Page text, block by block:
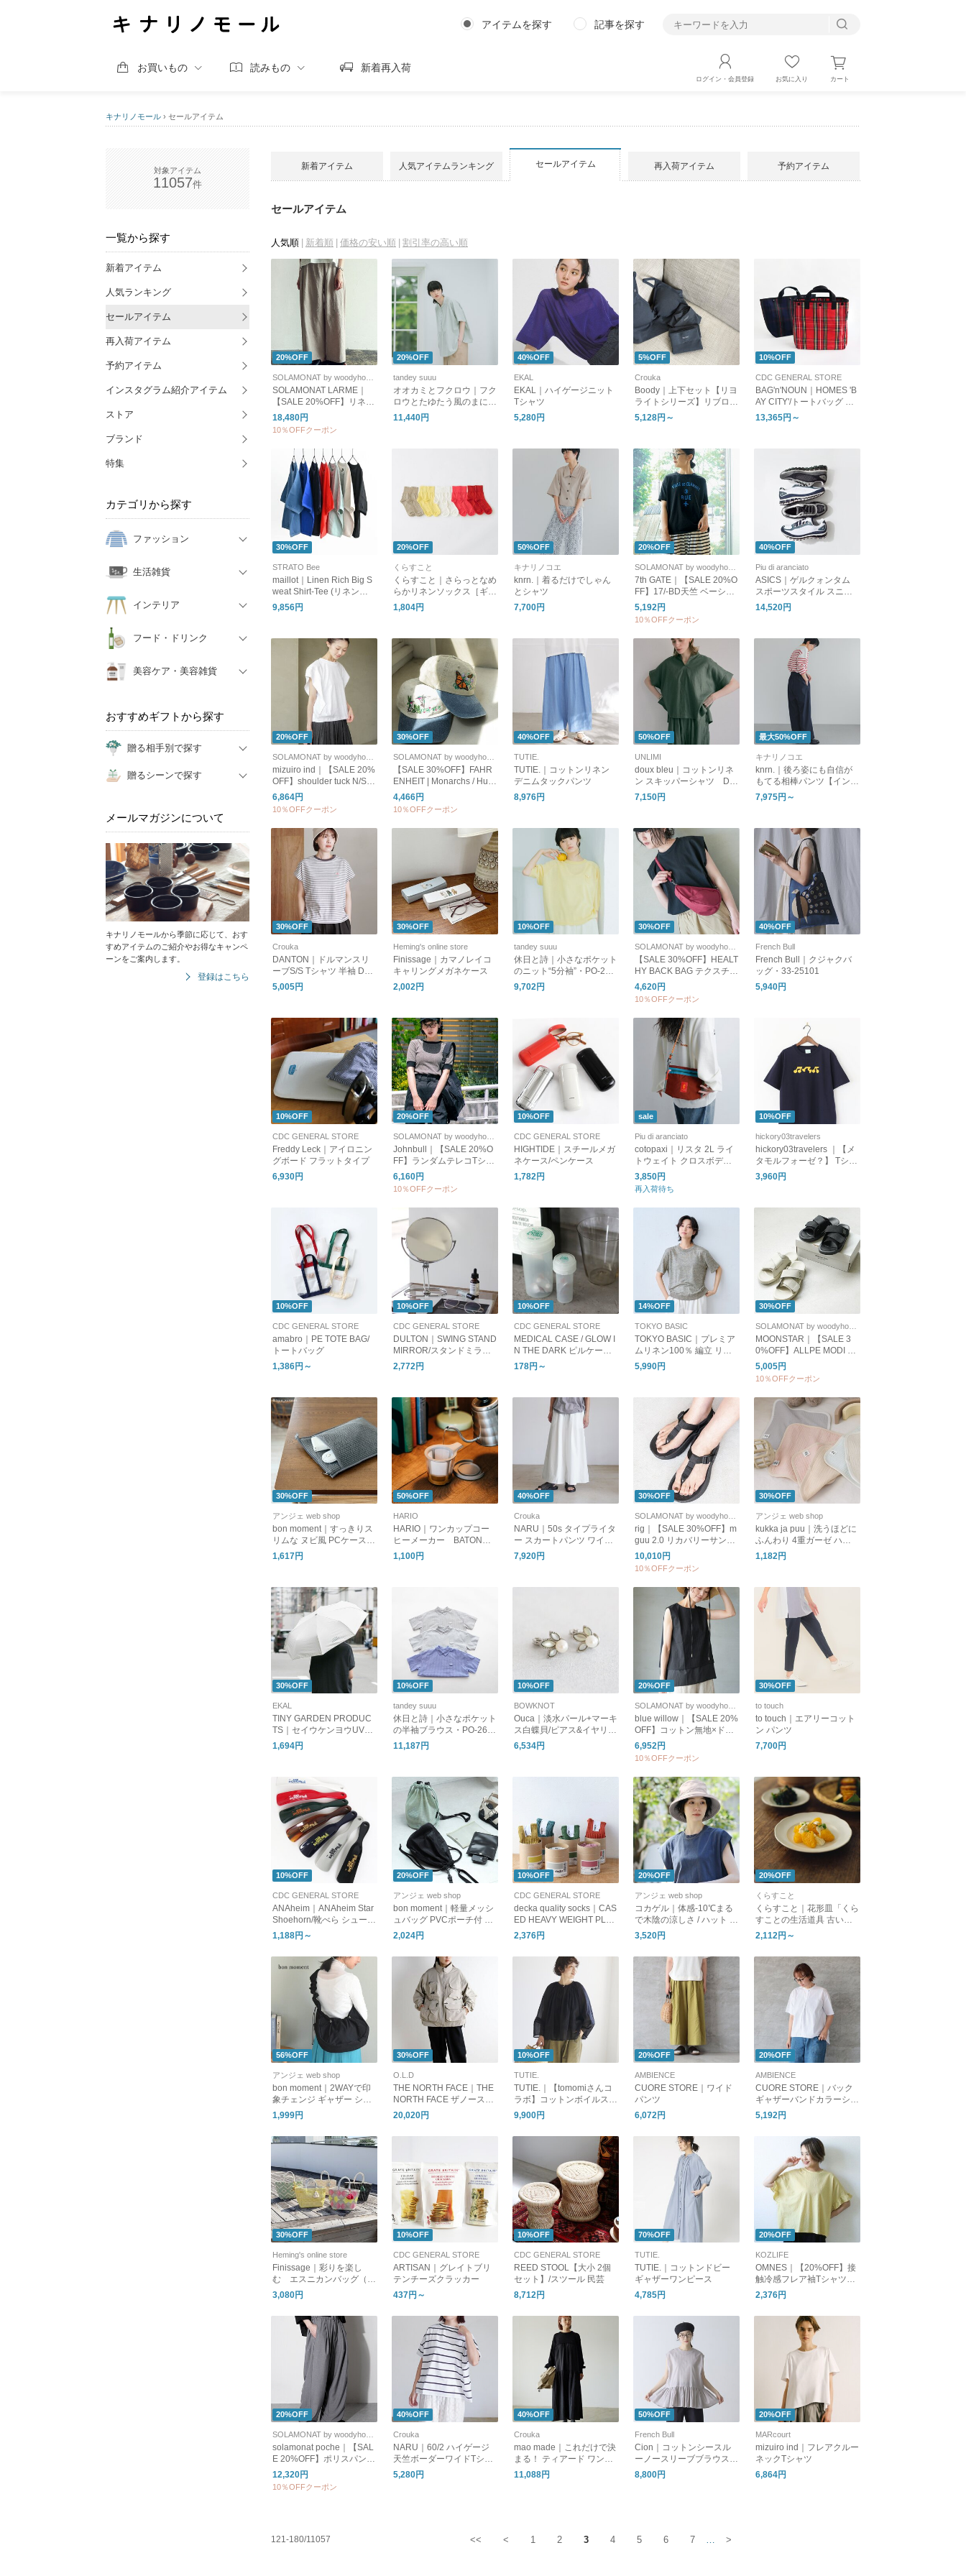
アイテムを探す 記事を探す
お買いもの 読みもの 新着再入荷
ログイン・会員登録 お気に入り カート
キナリノモール › セールアイテム
11057
一覧から探す
新着アイテム
人気ランキング
セールアイテム
再入荷アイテム
予約アイテム
インスタグラム紹介アイテム
ストア
ブランド
特集
カテゴリから探す
ファッション
生活雑貨
インテリア
フード・ドリンク
美容ケア・美容雑貨
おすすめギフトから探す
贈る相手別で探す
贈るシーンで探す
メールマガジンについて
キナリノモールから季節に応じて、おす
すめアイテムのご紹介やお得なキャンペ
ーンをご案内します。
登録はこちら
新着アイテム 人気アイテムランキング セールアイテム 再入荷アイテム 予約アイテム
セールアイテム
人気順 新着順 価格の安い順 割引率の高い順
20%OFF
SOLAMONAT LARME｜
【SALE 20%OFF】リネン
スラックス パンツ ボトム
ス ワイドパンツ タックパ
ンツ smlm-lnpt
18,480円
10％OFFクーポン
20%OFF
tandey suuu
オオカミとフクロウ｜フク
ロウとたゆたう風のまにま
に“ブラウス”・PO-26075
11,440円
40%OFF
EKAL
EKAL｜ハイゲージニット
Tシャツ
5,280円
5%OFF
Crouka
Boody｜上下セット【リヨ
ライトシリーズ】リブロー
バックブラ×フルボーイレ
ッグorリブハイレッグ セ
ジャー ショーツ パンツ 下
着 オーガニックバンブー
ブーディ
5,128円～
10%OFF
CDC GENERAL STORE
BAG'n'NOUN｜HOMES 'B
AY CITY'/トートバッグ チ
ェック
13,365円～
30%OFF
STRATO Bee
maillot｜Linen Rich Big S
weat Shirt-Tee (リネンリ
ッチビッグスウェットシャ
ツTee) MAS-24117
9,856円
20%OFF
くらすこと
くらすこと｜さらっとなめ
らかリネンソックス［ギフ
ト/贈り物］
1,804円
50%OFF
キナリノコエ
knrn.｜着るだけでしゃん
とシャツ
7,700円
20%OFF
7th GATE｜【SALE 20%O
FF】17/-BD天竺 ベーシッ
クプリントTee＜VILLE D
E CLAMART＞ Tシャツ 半
袖 プリントT ロゴT g-271
054
5,192円
10％OFFクーポン
40%OFF
Piu di aranciato
ASICS｜ゲルクォンタム
スポーツスタイル スニー
カー GEL-QUANTUM 360
I AMP gel-q-360iamp
14,520円
20%OFF
mizuiro ind｜【SALE 20%
OFF】shoulder tuck N/S
P/O ショルダータックノー
スリーブプルオーバー レ
ディース トップス カット
ソー 2-210147
6,864円
10％OFFクーポン
30%OFF
【SALE 30%OFF】FAHR
ENHEIT | Monarchs / Hum
mingbirds Embroidery Ca
p キャップ 帽子
4,466円
10％OFFクーポン
40%OFF
TUTIE.
TUTIE.｜コットンリネン
デニムタックパンツ
8,976円
50%OFF
UNLIMI
doux bleu｜コットンリネ
ン スキッパーシャツ DB-
2623-081
7,150円
最大50%OFF
キナリノコエ
knrn.｜後ろ姿にも自信が
もてる相棒パンツ【インス
タライブ紹介】
7,975円～
30%OFF
Crouka
DANTON｜ドルマンスリ
ーブS/S Tシャツ 半袖 DOL
MAN SLEEVE S/S T-SHIR
T DT-C0403 CJJ ダントン
5,005円
30%OFF
Heming's online store
Finissage｜カマノレイコ
キャリングメガネケース
2,002円
10%OFF
tandey suuu
休日と詩｜小さなポケット
のニット“5分袖”・PO-260
49
9,702円
30%OFF
【SALE 30%OFF】HEALT
HY BACK BAG テクスチャ
ードナイロン ラージバッ
グレット 6100lg
4,620円
10％OFFクーポン
40%OFF
French Bull
French Bull｜クジャクバ
ッグ・33-25101
5,940円
10%OFF
CDC GENERAL STORE
Freddy Leck｜アイロニン
グボード フラットタイプ
6,930円
20%OFF
Johnbull｜【SALE 20%O
FF】ランダムテレコTシャ
ツ 半袖 トップス カットソ
ー レディース ボーダー jl2
6,160円
10％OFFクーポン
10%OFF
CDC GENERAL STORE
HIGHTIDE｜スチールメガ
ネケース/ペンケース
1,782円
sale
Piu di aranciato
cotopaxi｜リスタ 2L ライ
トウェイト クロスボディ
バッグ Lista Lightweight C
rossbody Bag Del Dia lista
-2l-same1
3,850円
再入荷待ち
10%OFF
hickory03travelers
hickory03travelers ｜【メ
タモルフォーゼ？】 Tシャ
ツ
3,960円
10%OFF
CDC GENERAL STORE
amabro｜PE TOTE BAG/
トートバッグ
1,386円～
10%OFF
CDC GENERAL STORE
DULTON｜SWING STAND
MIRROR/スタンドミラー/
卓上鏡
2,772円
10%OFF
CDC GENERAL STORE
MEDICAL CASE / GLOW I
N THE DARK ピルケース
蓄光
178円～
14%OFF
TOKYO BASIC
TOKYO BASIC｜プレミア
ムリネン100％ 編立 リブ
使い プルオーバー｜半袖
トップス リネンシャツ
5,990円
30%OFF
MOONSTAR｜【SALE 3
0%OFF】ALLPE MODI オ
ルパモディ サンダル et03
3
5,005円
10％OFFクーポン
30%OFF
アンジェ web shop
bon moment｜すっきりス
リムな ヌビ風 PCケース
パソコンケース
1,617円
50%OFF
HARIO
HARIO｜ワンカップコー
ヒーメーカー BATON
［母の日/ギフト］
1,100円
40%OFF
Crouka
NARU｜50s タイプライタ
ー スカートパンツ ワイド
パンツ イージーパンツ 66
1905 ナル
7,920円
30%OFF
rig｜【SALE 30%OFF】m
guu 2.0 リカバリーサンダ
ル 靴 くつ シューズ トング
サンダル rg0024
10,010円
10％OFFクーポン
30%OFF
アンジェ web shop
kukka ja puu｜洗うほどに
ふんわり 4重ガーゼ ハン
カチ3枚セット
1,182円
30%OFF
EKAL
TINY GARDEN PRODUC
TS｜セイウケンヨウUVカ
ットアンブレラ
1,694円
10%OFF
tandey suuu
休日と詩｜小さなポケット
の半袖ブラウス・PO-260
32
11,187円
10%OFF
BOWKNOT
Ouca｜淡水パール+マーキ
ス白蝶貝/ピアス&イヤリン
グ【ネコポス対応】
6,534円
20%OFF
blue willow｜【SALE 20%
OFF】コットン無地×ドビ
ー二重仕様ブラウス ノー
スリーブタンクトップ 01f
up11315
6,952円
10％OFFクーポン
30%OFF
to touch
to touch｜エアリーコット
ン パンツ
7,700円
10%OFF
CDC GENERAL STORE
ANAheim｜ANAheim Star
Shoehorn/靴べら シューホ
ーン
1,188円～
20%OFF
アンジェ web shop
bon moment｜軽量メッシ
ュバッグ PVCポーチ付 ／
夏バッグ
2,024円
10%OFF
CDC GENERAL STORE
decka quality socks｜CAS
ED HEAVY WEIGHT PLAI
N SOCKS/靴下/ソックス
2,376円
20%OFF
アンジェ web shop
コカゲル｜体感-10℃まる
で木陰の涼しさ / ハット 帽
子 【アンジェ別注】
3,520円
20%OFF
くらすこと
くらすこと｜花形皿「くら
すことの生活道具 古い器
の形シリーズ」 ［ 15cm
/ 18cm ］
2,112円～
56%OFF
アンジェ web shop
bon moment｜2WAYで印
象チェンジ ギャザー ショ
ルダーバッグ 撥水
1,999円
30%OFF
O.L.D
THE NORTH FACE｜THE
NORTH FACE ザノースフ
ェイス NP22533 フィール
ドユーティリティジャケッ
ト
20,020円
10%OFF
TUTIE.
TUTIE.｜【tomomiさんコ
ラボ】コットンボイルスキ
ッパータックブラウス｜再
販売
9,900円
20%OFF
AMBIENCE
CUORE STORE｜ワイド
パンツ
6,072円
20%OFF
AMBIENCE
CUORE STORE｜バック
ギャザーバンドカラーシャ
ツ
5,192円
30%OFF
Heming's online store
Finissage｜彩りを楽し
む エスニカンバッグ（L
サイズ）
3,080円
10%OFF
CDC GENERAL STORE
ARTISAN｜グレイトブリ
テンチーズクラッカー
437円～
10%OFF
CDC GENERAL STORE
REED STOOL【大小 2個
セット】/スツール 民芸
8,712円
70%OFF
TUTIE.
TUTIE.｜コットンドビー
ギャザーワンピース
4,785円
20%OFF
KOZLIFE
OMNES｜【20%OFF】接
触冷感フレア袖Tシャツ
二の腕さりげカバー
2,376円
20%OFF
solamonat poche｜【SAL
E 20%OFF】ポリスパンワ
イドパンツ スラックス ボ
トムス poche-ps-wpt
12,320円
10％OFFクーポン
40%OFF
Crouka
NARU｜60/2 ハイゲージ
天竺ボーダーワイドTシャ
ツ カットソー 667205BF
ナル
5,280円
40%OFF
Crouka
mao made｜これだけで決
まる！ ティアード ワンピ
ース ニット レイヤード風
611139 マオメイド
11,088円
50%OFF
French Bull
Cion｜コットンシースル
ーノースリーブブラウス・
19-24121
8,800円
20%OFF
MARcourt
mizuiro ind｜フレアクルー
ネックTシャツ
6,864円
121-180/11057 << < 1 2 3 4 5 6 7 … >